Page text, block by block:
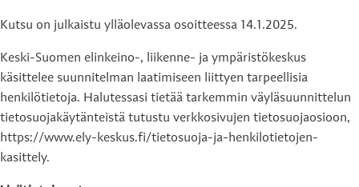
Kutsu on julkaistu ylläolevassa osoitteessa 14.1.2025.
Keski-Suomen elinkeino-, liikenne- ja ympäristökeskus
käsittelee suunnitelman laatimiseen liittyen tarpeellisia
henkilötietoja. Halutessasi tietää tarkemmin väyläsuunnittelun
tietosuojakäytänteistä tutustu verkkosivujen tietosuojaosioon,
https://www.ely-keskus.fi/tietosuoja-ja-henkilotietojen-
kasittely.